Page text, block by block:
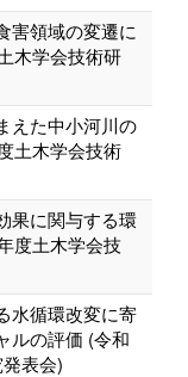
害領域の変遷に
木学会技術研
えた中小河川の
土木学会技術
果に関与する環
度土木学会技
水循環改変に寄
ルの評価 (令和
表会)